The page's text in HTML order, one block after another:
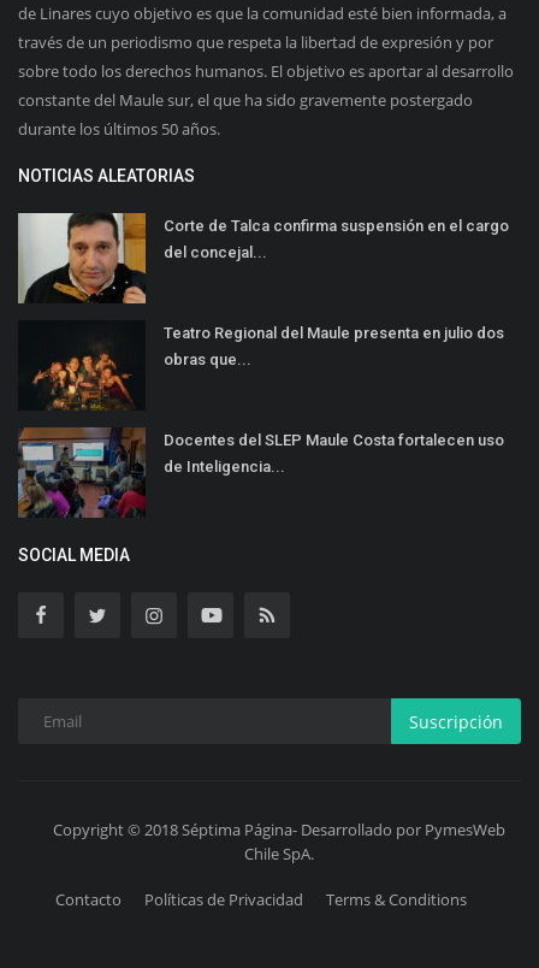
de Linares cuyo objetivo es que la comunidad esté bien informada, a
través de un periodismo que respeta la libertad de expresión y por
sobre todo los derechos humanos. El objetivo es aportar al desarrollo
constante del Maule sur, el que ha sido gravemente postergado
durante los últimos 50 años.
NOTICIAS ALEATORIAS
Corte de Talca confirma suspensión en el cargo
del concejal...
Teatro Regional del Maule presenta en julio dos
obras que...
Docentes del SLEP Maule Costa fortalecen uso
de Inteligencia...
SOCIAL MEDIA
Suscripción
Copyright © 2018 Séptima Página- Desarrollado por PymesWeb
Chile SpA.
Contacto Políticas de Privacidad Terms & Conditions